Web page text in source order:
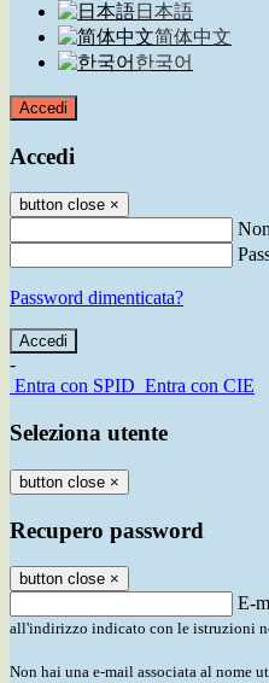
日本語
简体中文
한국어
Accedi
Accedi
button close ×
Password dimenticata?
-
Entra con SPID Entra con CIE
Seleziona utente
button close ×
Recupero password
button close ×
E-
all'indirizzo indicato con le istruzioni
Non hai una e-mail associata al nome